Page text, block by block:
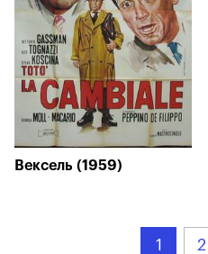
Вексель (1959)
1 2